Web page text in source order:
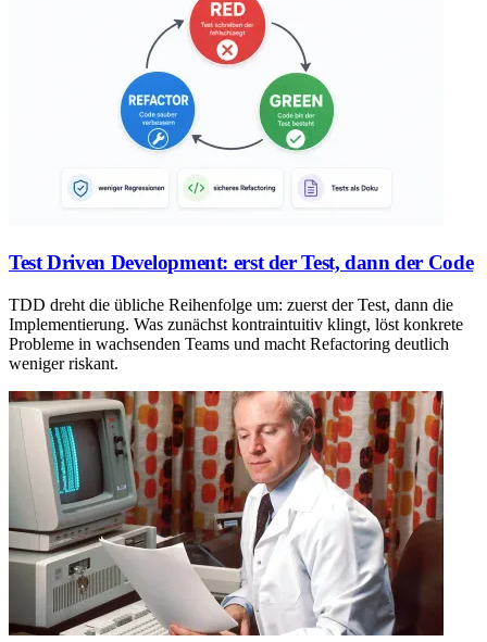
Test Driven Development: erst der Test, dann der Code
TDD dreht die übliche Reihenfolge um: zuerst der Test, dann die
Implementierung. Was zunächst kontraintuitiv klingt, löst konkrete
Probleme in wachsenden Teams und macht Refactoring deutlich
weniger riskant.